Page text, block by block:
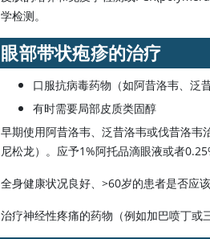
学检测。
眼部带状疱疹的治疗
口服抗病毒药物（如阿昔洛韦、泛
有时需要局部皮质类固醇
早期使用阿昔洛韦、泛昔洛韦或伐昔洛
尼松龙）。应予1%阿托品滴眼液或者
全身健康状况良好、>60岁的患者是否应
治疗神经性疼痛的药物（例如加巴喷丁或